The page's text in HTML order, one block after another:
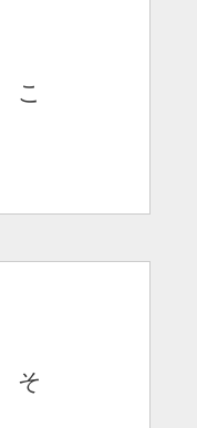
こ
そ